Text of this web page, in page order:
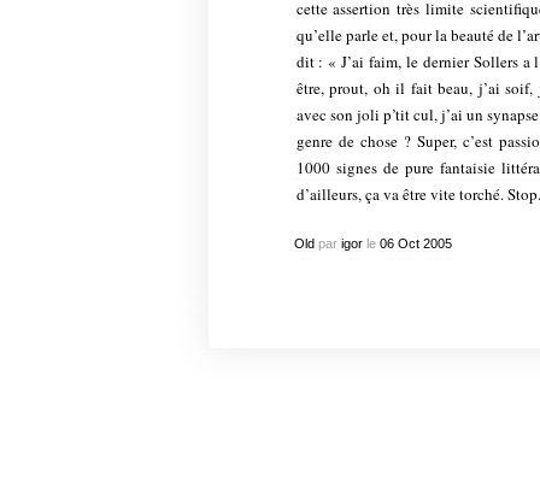
cette assertion très limite
qu’elle parle et, pour la beauté de
dit : « J’ai faim, le dernier Sollers
être, prout, oh il fait beau, j’ai
avec son joli p’tit cul, j’ai un
genre de chose ? Super, c’est
1000 signes de pure fantaisie
d’ailleurs, ça va être vite torché. Stop.
Old par igorle 06 Oct 2005